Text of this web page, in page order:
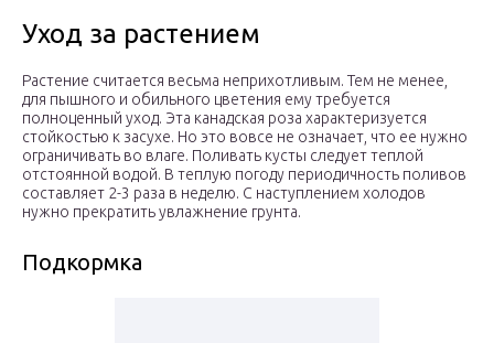
Уход за растением
Растение считается весьма неприхотливым. Тем не менее,
для пышного и обильного цветения ему требуется
полноценный уход. Эта канадская роза характеризуется
стойкостью к засухе. Но это вовсе не означает, что ее нужно
ограничивать во влаге. Поливать кусты следует теплой
отстоянной водой. В теплую погоду периодичность поливов
составляет 2-3 раза в неделю. С наступлением холодов
нужно прекратить увлажнение грунта.
Подкормка